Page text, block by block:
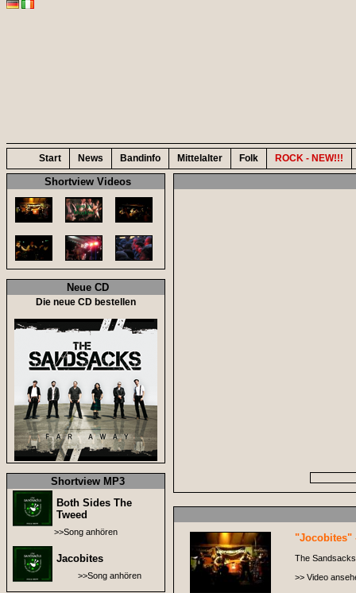
Start News Bandinfo Mittelalter Folk ROCK - NEW!!!
Shortview Videos
Neue CD
Die neue CD bestellen
Shortview MP3
Both Sides The
Tweed
>>Song anhören
Jacobites
>>Song anhören
"Jocobites"
The
>> Video